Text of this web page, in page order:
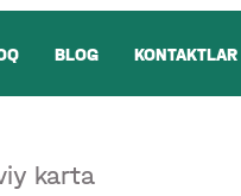
BLOG KONTAKTLAR
karta